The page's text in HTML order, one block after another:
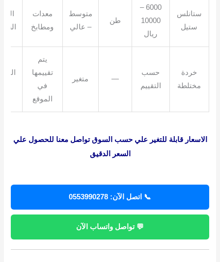
ستانلس
ستيل
6000 –
10000
ريال
طن
متوسط
– عالي
معدات
ومطابخ
خردة
مختلطة
حسب
التقييم
— متغير
يتم
تقييمها
في
الموقع
الاسعار قابلة للتغير علي حسب السوق تواصل معنا للحصول علي
السعر الدقيق
📞 اتصل الآن: 0553990278
💬 تواصل واتساب الآن